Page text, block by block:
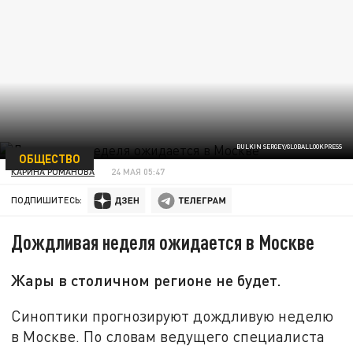
BULKIN SERGEY/GLOBALLOOKPRESS
ОБЩЕСТВО
КАРИНА РОМАНОВА 24 МАЯ 05:47
ПОДПИШИТЕСЬ:
Дождливая неделя ожидается в Москве
Жары в столичном регионе не будет.
Синоптики прогнозируют дождливую неделю
в Москве. По словам ведущего специалиста